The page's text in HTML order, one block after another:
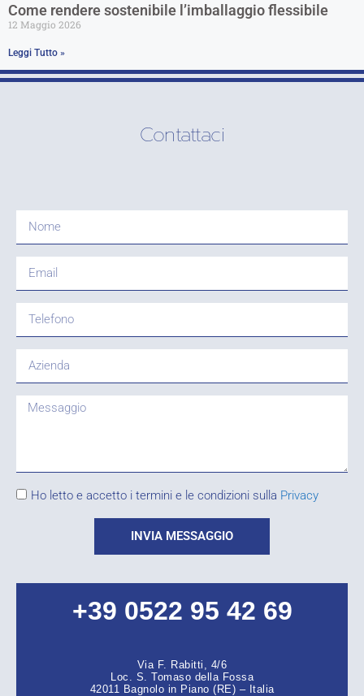
Come rendere sostenibile l’imballaggio flessibile
12 Maggio 2026
Leggi Tutto »
Contattaci
Ho letto e accetto i termini e le condizioni sulla Privacy
INVIA MESSAGGIO
+39 0522 95 42 69
Via F. Rabitti, 4/6
Loc. S. Tomaso della Fossa
42011 Bagnolo in Piano (RE) – Italia